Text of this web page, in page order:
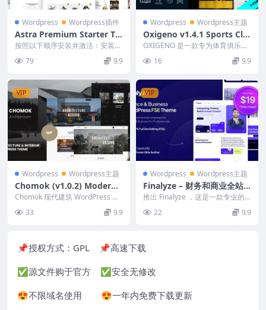
Wordpress Wordpress插件
Astra Premium Starter Te
mplates v4.4.11 (Activate
d)
按照以下顺序安装并激活：安装插
件后，激活插件。激活后请刷新页
面，您将发现该插件已...
79 9.9
Wordpress Wordpress主题
Oxigeno v1.4.1 Sports Clu
b & Team
OXIGENO 是一款专为体育俱乐
部、运动队和当地体育联盟打造的
WordPre...
16 9.9
VIP
Wordpress Wordpress主题
Chomok (v1.0.2) Modern
Architecture & Interior W
ordPress Theme
Chomok 现代建筑 WordPress 主
题 专为专业建筑师和室内设计网
站而...
33 9.9
VIP
Wordpress Wordpress主题
Finalyze – 财务和商业全站
编辑 WordPress 主题 1.0.0
推出 Finalyze ，这是一款专业的
题，...
22 9.9
📌授权方式： GPL 📌高速下载
✅源文件购于官方 ✅安全无修改
😍不限域名使用 😍一年内免费下载更新